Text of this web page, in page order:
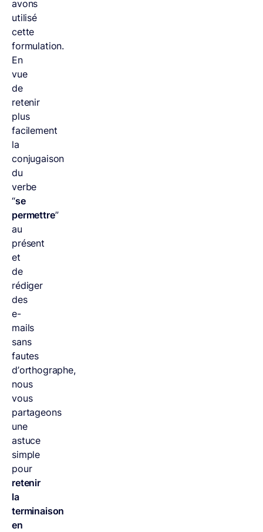
avons
utilisé
cette
formulation.
En
vue
de
retenir
plus
facilement
la
conjugaison
du
verbe
“se
permettre”
au
présent
et
de
rédiger
des
e-
mails
sans
fautes
d’orthographe,
nous
vous
partageons
une
astuce
simple
pour
retenir
la
terminaison
en